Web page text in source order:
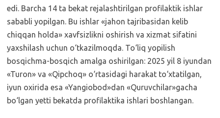
edi. Barcha 14 ta bekat rejalashtirilgan profilaktik ishlar
sababli yopilgan. Bu ishlar «jahon tajribasidan kelib
chiqqan holda» xavfsizlikni oshirish va xizmat sifatini
yaxshilash uchun o‘tkazilmoqda. To‘liq yopilish
bosqichma-bosqich amalga oshirilgan: 2025 yil 8 iyundan
«Turon» va «Qipchoq» o‘rtasidagi harakat to‘xtatilgan,
iyun oxirida esa «Yangiobod»dan «Quruvchilar»gacha
bo‘lgan yetti bekatda profilaktika ishlari boshlangan.